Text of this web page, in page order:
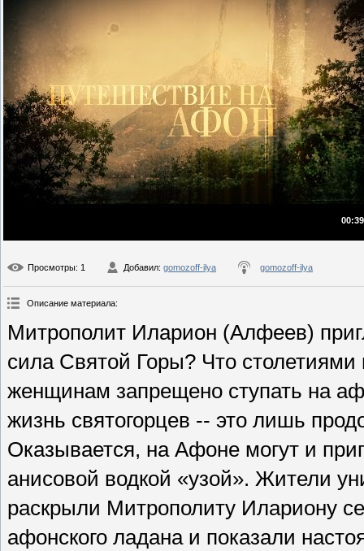
Просмотры: 1 Добавил: gomozoff-ilya gomozoff-ilya
Описание материала:
Митрополит Иларион (Алфеев)
сила Святой Горы? Что
женщинам запрещено ступать на
жизнь святогорцев -- это лишь
Оказывается, на Афоне могут и
анисовой водкой «узой». Жители
раскрыли Митрополиту Илариону
афонского ладана и показали